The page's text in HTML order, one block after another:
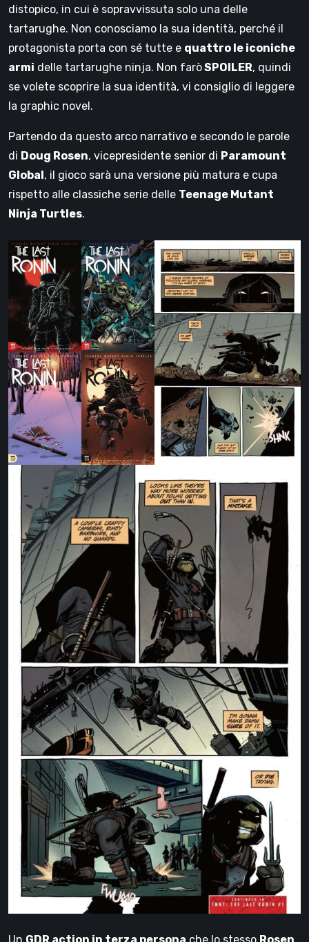
distopico, in cui è sopravvissuta solo una delle
tartarughe. Non conosciamo la sua identità, perché il
protagonista porta con sé tutte e quattro le iconiche
armi delle tartarughe ninja. Non faròSPOILER, quindi
se volete scoprire la sua identità, vi consiglio di leggere
la graphic novel.
Partendo da questo arco narrativo e secondo le parole
di Doug Rosen, vicepresidente senior di Paramount
Global , il gioco sarà una versione più matura e cupa
rispetto alle classiche serie delle Teenage Mutant
Ninja Turtles.